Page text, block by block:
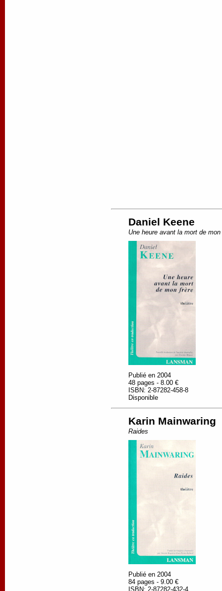
Daniel Keene
Une heure avant la mort de mon
Publié en 2004
48 pages - 8.00 €
ISBN: 2-87282-458-8
Disponible
Karin Mainwaring
Raides
Publié en 2004
84 pages - 9.00 €
ISBN: 2-87282-432-4